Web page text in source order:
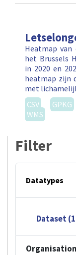
Heatmap
het Brussels
in 2020 en
heatmap zijn
met
CSV
GPKG
WMS
Filter
Datatypes
Dataset
Organisation